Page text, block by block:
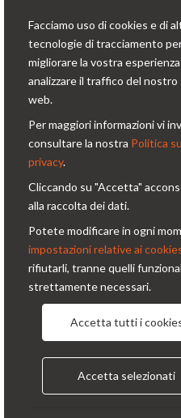
Contatti
Via Prinetti, 32 - 20127
Milano - Italy
condor@condor-foto.it
Informazioni
Chi Siamo
Condizioni generali
Facciamo uso di cookies e di
tecnologie di tracciamento
migliorare la vostra
analizzare il traffico del nostro
web.
Per maggiori informazioni vi
consultare la nostra Politica
privacy.
Cliccando su "Accetta"
alla raccolta dei dati.
Potete modificare in ogni
impostazioni relative ai
rifiutarli, tranne quelli
strettamente necessari.
Accetta tutti i
Accetta selezionati